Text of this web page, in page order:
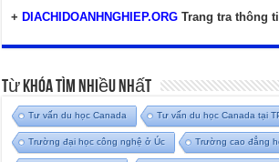
+ DIACHIDOANHNGHIEP.ORG Trang tra thông
Từ Khóa Tìm Nhiều Nhất
Tư vấn du học Canada Tư vấn du học Canada tại
Trường đại học công nghệ ở Úc Trường cao đẳng